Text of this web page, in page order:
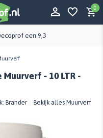
0
een 9,3
- 10 LTR -
Brander Bekijk alles Muurverf